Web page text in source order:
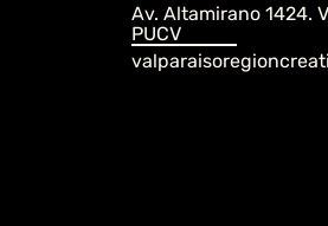
Av. Altamirano 1424.
PUCV